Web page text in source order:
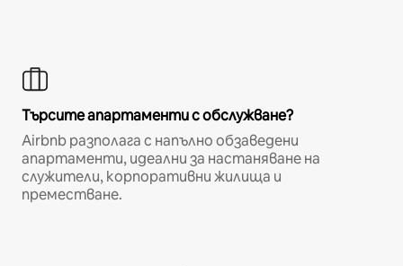
Търсите апартаменти с обслужване?
Airbnb разполага с напълно обзаведени
апартаменти, идеални за настаняване на
служители, корпоративни жилища и
преместване.